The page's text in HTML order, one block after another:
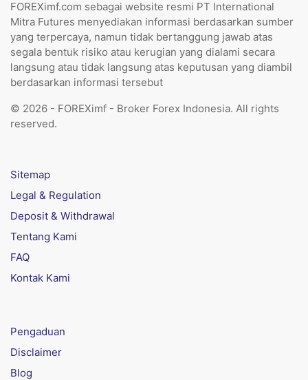
FOREXimf.com sebagai website resmi PT International
Mitra Futures menyediakan informasi berdasarkan sumber
yang terpercaya, namun tidak bertanggung jawab atas
segala bentuk risiko atau kerugian yang dialami secara
langsung atau tidak langsung atas keputusan yang diambil
berdasarkan informasi tersebut
© 2026 - FOREXimf - Broker Forex Indonesia. All rights
reserved.
Sitemap
Legal & Regulation
Deposit & Withdrawal
Tentang Kami
FAQ
Kontak Kami
Pengaduan
Disclaimer
Blog